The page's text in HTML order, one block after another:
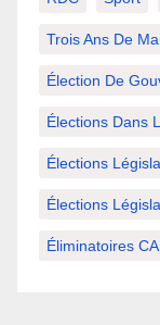
Trois Ans De
Élection De
Élections Dans
Élections
Élections
Éliminatoires